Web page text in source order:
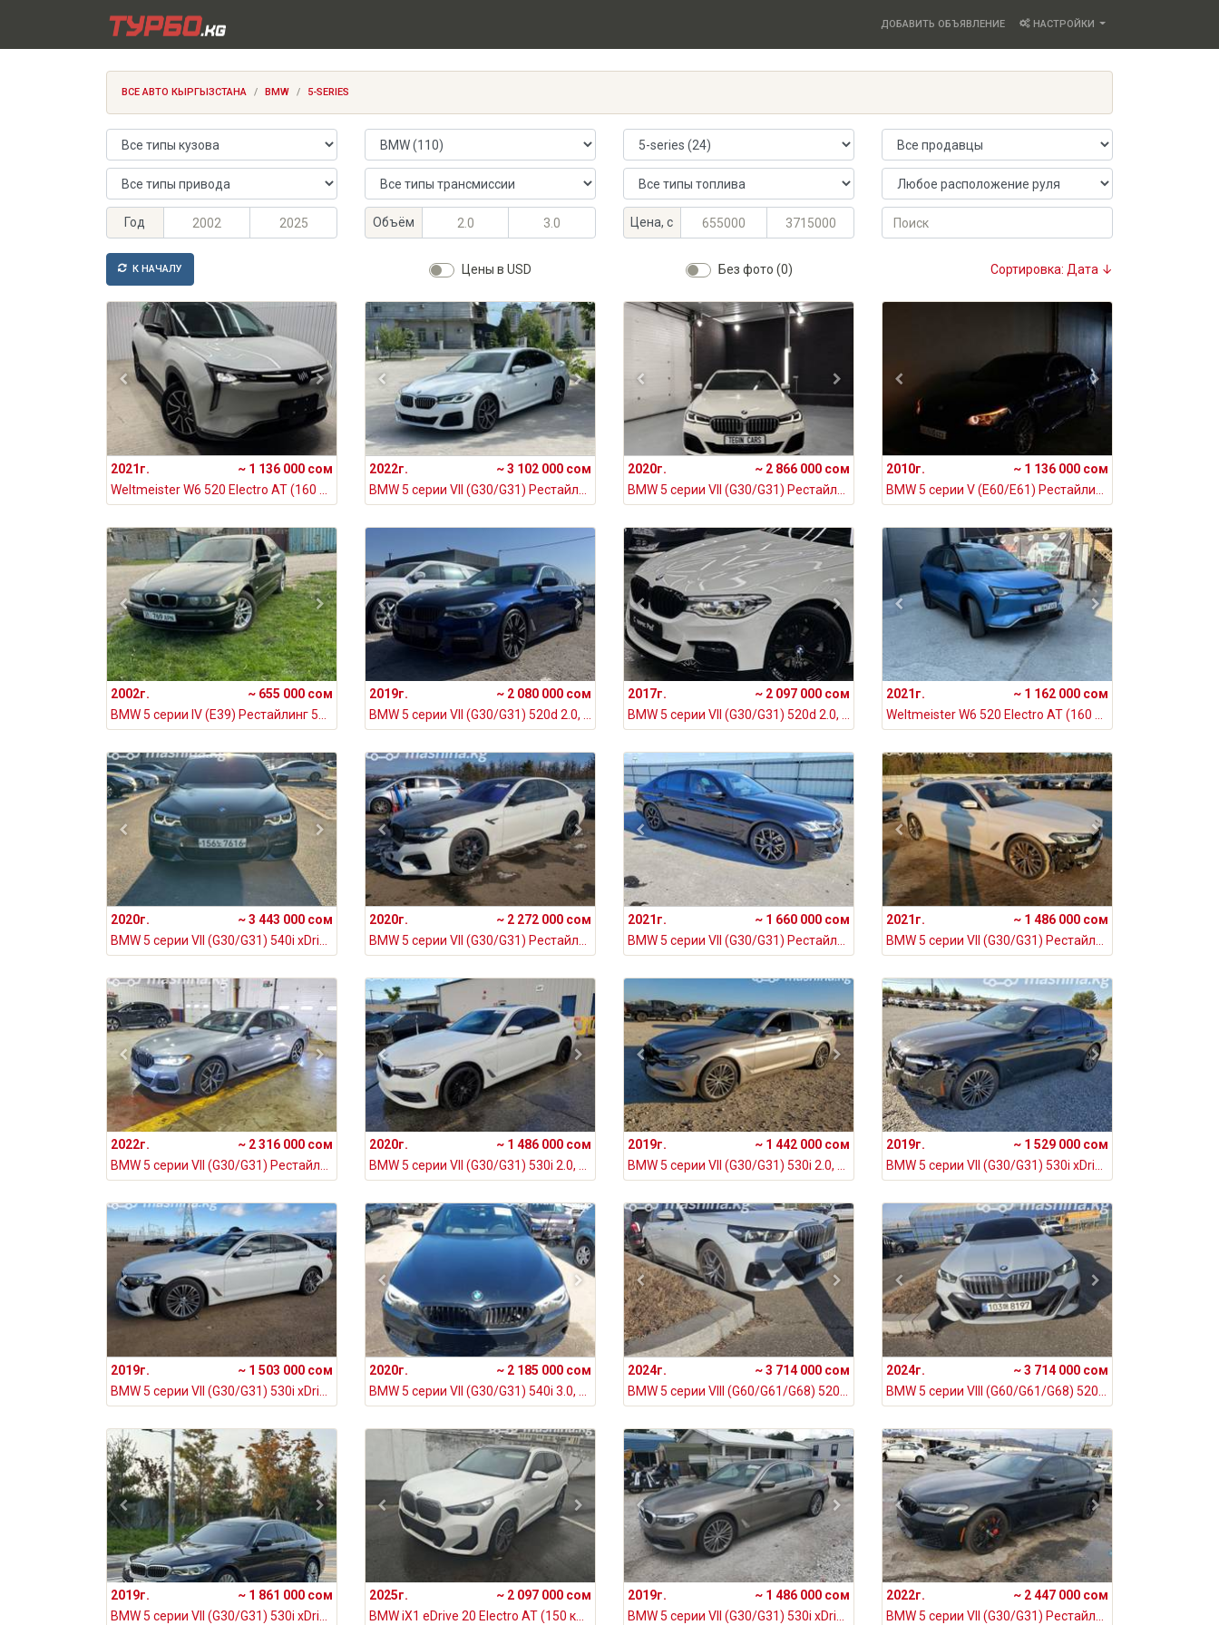
ДОБАВИТЬ ОБЪЯВЛЕНИЕ НАСТРОЙКИ
ВСЕ АВТО КЫРГЫЗСТАНА BMW 5-SERIES
Тип кузова Марка автомобиля Модель автомобиля Продавец
Тип привода Тип трансмиссии Тип топлива Расположение руля
Год
Максимальный год выпуска
Минимальный год выпуска Объём
Максимальный объём, л
Минимальный объём, л Цена, с
Максимальная цена, KGS
Минимальная цена, KGS Поиск
Цены в USD Без фото (0)
К НАЧАЛУ Сортировка: Дата ↓
2021г.
~ 1 136 000 сом
2022г.
~ 3 102 000 сом
2020г.
~ 2 866 000 сом
2010г.
~ 1 136 000 сом
2002г.
~ 655 000 сом
2019г.
~ 2 080 000 сом
2017г.
~ 2 097 000 сом
2021г.
~ 1 162 000 сом
2020г.
~ 3 443 000 сом
2020г.
~ 2 272 000 сом
2021г.
~ 1 660 000 сом
2021г.
~ 1 486 000 сом
2022г.
~ 2 316 000 сом
2020г.
~ 1 486 000 сом
2019г.
~ 1 442 000 сом
2019г.
~ 1 529 000 сом
2019г.
~ 1 503 000 сом
2020г.
~ 2 185 000 сом
2024г.
~ 3 714 000 сом
2024г.
~ 3 714 000 сом
2019г.
~ 1 861 000 сом
2025г.
~ 2 097 000 сом
2019г.
~ 1 486 000 сом
2022г.
~ 2 447 000 сом